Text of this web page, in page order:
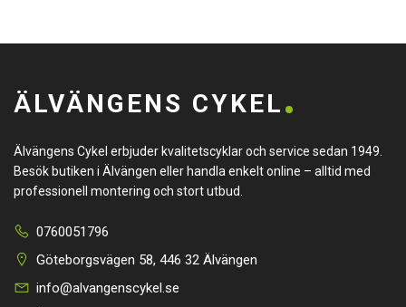
ÄLVÄNGENS CYKEL
Älvängens Cykel erbjuder kvalitetscyklar och service sedan 1949.
Besök butiken i Älvängen eller handla enkelt online – alltid med
professionell montering och stort utbud.
0760051796
Göteborgsvägen 58, 446 32 Älvängen
info@alvangenscykel.se